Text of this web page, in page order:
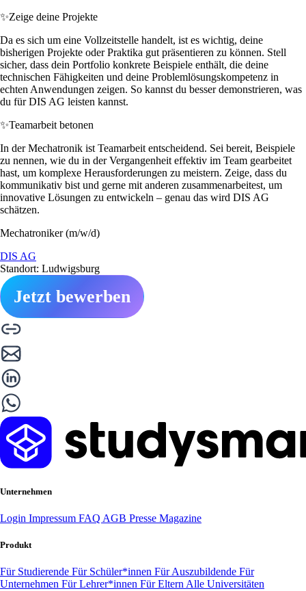
✨Zeige deine Projekte
Da es sich um eine Vollzeitstelle handelt, ist es wichtig, deine
bisherigen Projekte oder Praktika gut präsentieren zu können. Stell
sicher, dass dein Portfolio konkrete Beispiele enthält, die deine
technischen Fähigkeiten und deine Problemlösungskompetenz in
echten Anwendungen zeigen. So kannst du besser demonstrieren, was
du für DIS AG leisten kannst.
✨Teamarbeit betonen
In der Mechatronik ist Teamarbeit entscheidend. Sei bereit, Beispiele
zu nennen, wie du in der Vergangenheit effektiv im Team gearbeitet
hast, um komplexe Herausforderungen zu meistern. Zeige, dass du
kommunikativ bist und gerne mit anderen zusammenarbeitest, um
innovative Lösungen zu entwickeln – genau das wird DIS AG
schätzen.
Mechatroniker (m/w/d)
DIS AG
Standort: Ludwigsburg
Jetzt bewerben
Unternehmen
Login Impressum FAQ AGB Presse Magazine
Produkt
Für Studierende Für Schüler*innen Für Auszubildende Für
Unternehmen Für Lehrer*innen Für Eltern Alle Universitäten